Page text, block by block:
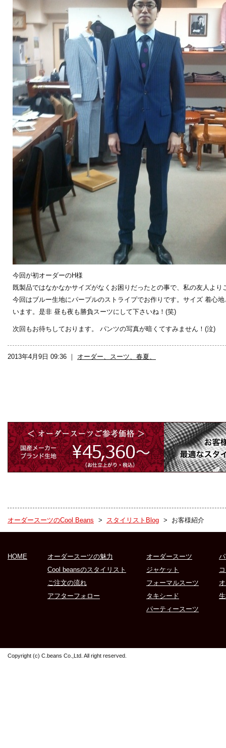
今回が初オーダーのH様
既製品ではなかなかサイズがなくお困りだったとの事で、私の友人より
今回はブルー生地にパープルのストライプでお作りです。サイズ 着心
います。是非 昼も夜も勝負スーツにして下さいね！(笑)
次回もお待ちしております。 パンツの写真が暗くてすみません！(泣)
2013年4月9日 09:36 ｜ オーダー、スーツ、春夏、
オーダースーツのCool Beans > スタイリストBlog > お客様紹介
HOME
オーダースーツの魅力
Cool beansのスタイリスト
ご注文の流れ
アフターフォロー
オーダースーツ
ジャケット
フォーマルスーツ
タキシード
パーティースーツ
Copyright (c) C.beans Co.,Ltd. All right reserved.